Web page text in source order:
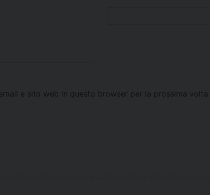
e sito web in questo browser per la prossima volta